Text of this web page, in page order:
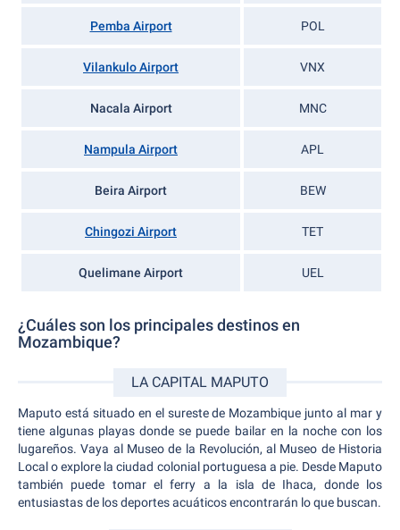
Pemba Airport POL
Vilankulo Airport VNX
Nacala Airport MNC
Nampula Airport APL
Beira Airport BEW
Chingozi Airport TET
Quelimane Airport UEL
¿Cuáles son los principales destinos en
Mozambique?
LA CAPITAL MAPUTO
Maputo está situado en el sureste de Mozambique junto al mar y
tiene algunas playas donde se puede bailar en la noche con los
lugareños. Vaya al Museo de la Revolución, al Museo de Historia
Local o explore la ciudad colonial portuguesa a pie. Desde Maputo
también puede tomar el ferry a la isla de Ihaca, donde los
entusiastas de los deportes acuáticos encontrarán lo que buscan.